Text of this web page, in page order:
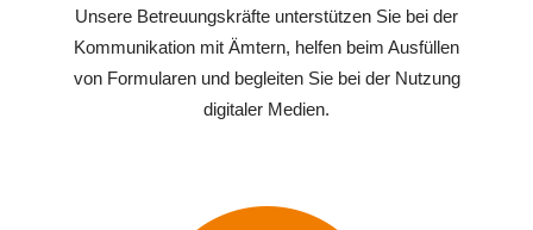
Unsere Betreuungskräfte unterstützen Sie bei der
Kommunikation mit Ämtern, helfen beim Ausfüllen
von Formularen und begleiten Sie bei der Nutzung
digitaler Medien.